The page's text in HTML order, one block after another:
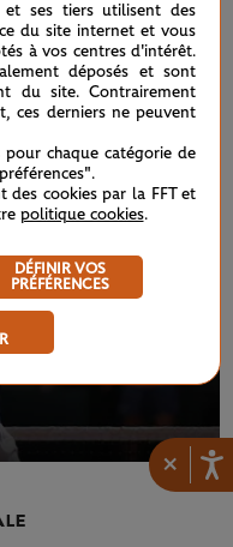
×
forts, 1/2 finale
et ses tiers utilisent des
du site internet et vous
à vos centres d'intérêt.
déposés et sont
du site. Contrairement
ces derniers ne peuvent
pour chaque catégorie de
des cookies par la FFT et
politique cookies.
DÉFINIR VOS
PRÉFÉRENCES